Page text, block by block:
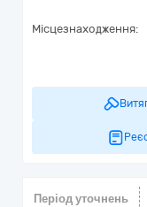
Місцезнаходження:
Період уточнень